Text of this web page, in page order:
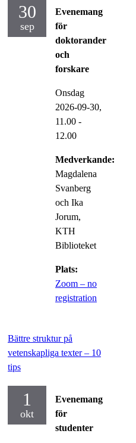
30
sep
Evenemang
för
doktorander
och
forskare
Onsdag
2026-09-30,
11.00 -
12.00
Medverkande:
Magdalena
Svanberg
och Ika
Jorum,
KTH
Biblioteket
Plats:
Zoom – no
registration
Bättre struktur på
vetenskapliga texter – 10
tips
1
okt
Evenemang
för
studenter